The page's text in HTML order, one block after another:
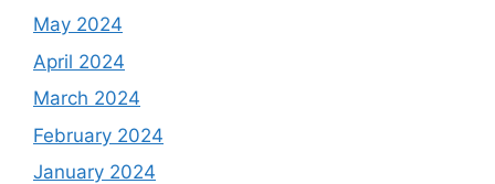
May 2024
April 2024
March 2024
February 2024
January 2024